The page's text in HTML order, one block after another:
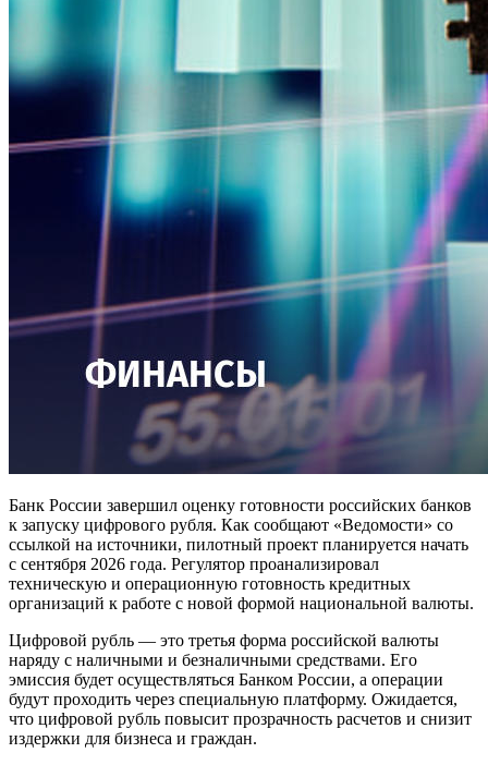
Банк России завершил оценку готовности российских банков
к запуску цифрового рубля. Как сообщают «Ведомости» со
ссылкой на источники, пилотный проект планируется начать
с сентября 2026 года. Регулятор проанализировал
техническую и операционную готовность кредитных
организаций к работе с новой формой национальной валюты.
Цифровой рубль — это третья форма российской валюты
наряду с наличными и безналичными средствами. Его
эмиссия будет осуществляться Банком России, а операции
будут проходить через специальную платформу. Ожидается,
что цифровой рубль повысит прозрачность расчетов и снизит
издержки для бизнеса и граждан.